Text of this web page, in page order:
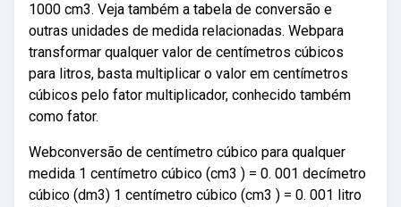
1000 cm3. Veja também a tabela de conversão e
outras unidades de medida relacionadas. Webpara
transformar qualquer valor de centímetros cúbicos
para litros, basta multiplicar o valor em centímetros
cúbicos pelo fator multiplicador, conhecido também
como fator.
Webconversão de centímetro cúbico para qualquer
medida 1 centímetro cúbico (cm3 ) = 0. 001 decímetro
cúbico (dm3) 1 centímetro cúbico (cm3 ) = 0. 001 litro